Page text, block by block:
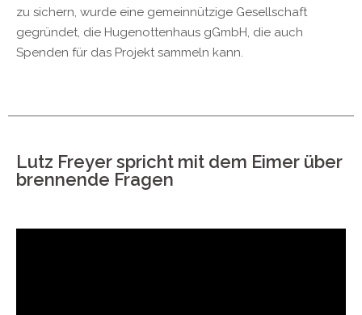
zu sichern, wurde eine gemeinnützige Gesellschaft
gegründet, die Hugenottenhaus gGmbH, die auch
Spenden für das Projekt sammeln kann.
Lutz Freyer spricht mit dem Eimer über
brennende Fragen